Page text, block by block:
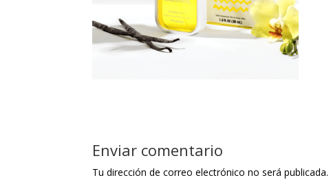
Enviar comentario
Tu dirección de correo electrónico no será publicada.